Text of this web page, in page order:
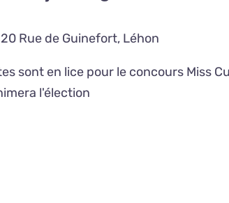
20 Rue de Guinefort, Léhon
sont en lice pour le concours Miss
l'élection